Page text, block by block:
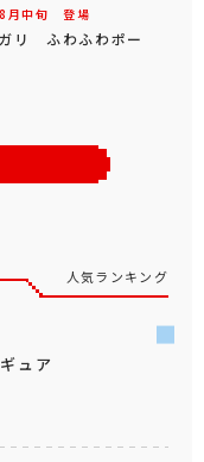
8 月中旬 登場
リ ふわふわポー
人気ランキング
ュア